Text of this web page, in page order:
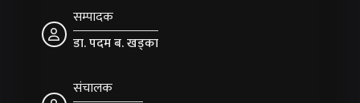
सम्पादक
डा. पदम ब. खड्का
संचालक